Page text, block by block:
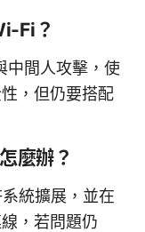
Fi？
中間人攻擊，使
，但仍要搭配
麼辦？
統擴展，並在
，若問題仍